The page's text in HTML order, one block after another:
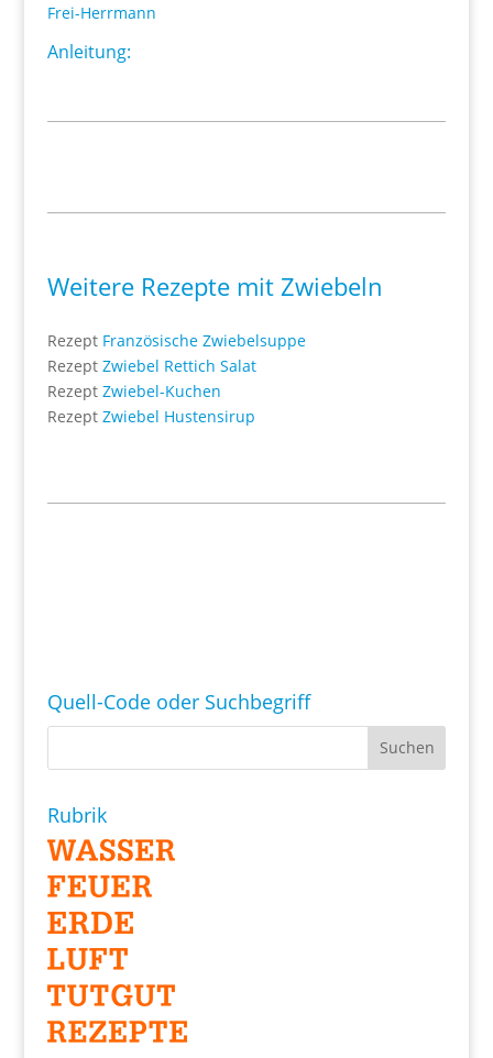
Frei-Herrmann
Anleitung:
Weitere Rezepte mit Zwiebeln
Rezept Französische Zwiebelsuppe
Rezept Zwiebel Rettich Salat
Rezept Zwiebel-Kuchen
Rezept Zwiebel Hustensirup
Quell-Code oder Suchbegriff
Rubrik